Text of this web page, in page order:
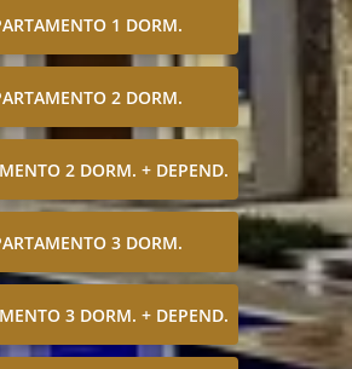
1 DORM.
2 DORM.
2 DORM. + DEPEND.
3 DORM.
3 DORM. + DEPEND.